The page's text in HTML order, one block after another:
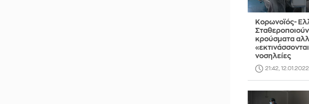
Κορωνοϊός-
κρούσματα
νοσηλείες
21:42, 12.01.2022